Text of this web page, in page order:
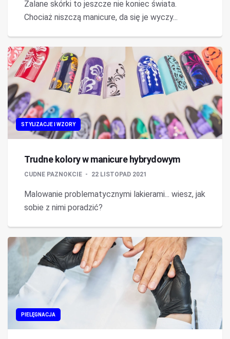
Zalane skórki to jeszcze nie koniec świata.
Chociaż niszczą manicure, da się je wyczy...
STYLIZACJE I WZORY
Trudne kolory w manicure hybrydowym
CUDNE PAZNOKCIE 22 LISTOPAD 2021
Malowanie problematycznymi lakierami... wiesz, jak
sobie z nimi poradzić?
PIELĘGNACJA